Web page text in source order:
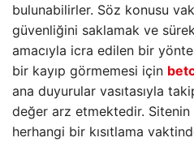
bulunabilirler. Söz konusu
güvenliğini saklamak ve
amacıyla icra edilen bir
bir kayıp görmemesi için
ana duyurular vasıtasıyla
değer arz etmektedir.
herhangi bir kısıtlama